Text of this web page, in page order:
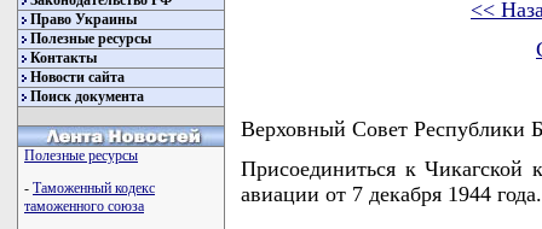
Право Украины
Полезные ресурсы
Контакты
Новости сайта
Поиск документа
Полезные ресурсы
- Таможенный кодекс
таможенного союза
<<
Верховный Совет
Присоединиться к Чикагской
авиации от 7 декабря 1944 года.